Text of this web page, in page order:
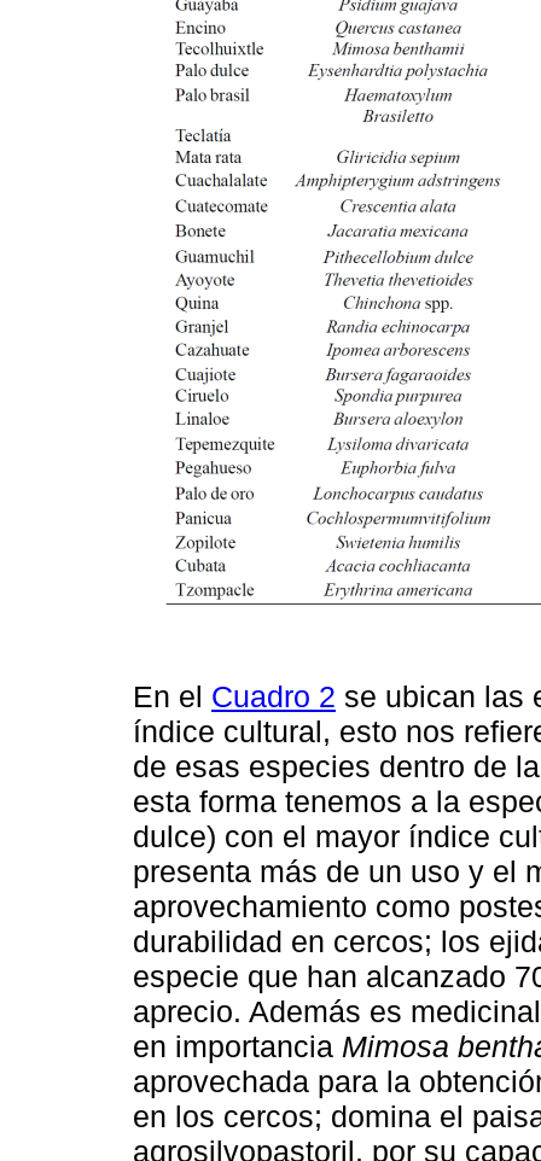
En el Cuadro 2 se ubican las
índice cultural, esto nos
de esas especies dentro de
esta forma tenemos a la
dulce) con el mayor índice
presenta más de un uso y el
aprovechamiento como
durabilidad en cercos; los
especie que han alcanzado
aprecio. Además es
en importancia Mimosa
aprovechada para la
en los cercos; domina el
agrosilvopastoril, por su